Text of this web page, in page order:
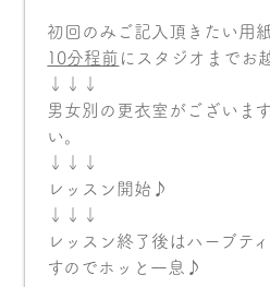
初回のみご記入頂きたい用
10分程前 にスタジオまでお
↓↓↓
男女別の更衣室がございま
い。
↓↓↓
レッスン開始♪
↓↓↓
レッスン終了後はハーブテ
すのでホッと一息♪